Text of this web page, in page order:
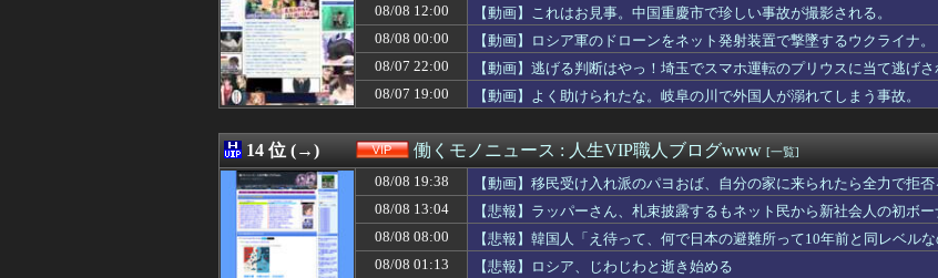
08/08 21:47
はじめましてに近い40代後半男性とランチ。だがランチ奢るって言ってたのになぜか...
08/08 21:46
【画像】開示請求が届いた…
08/08 21:45
1回戦 英明 4-1 関東第一 英明・松原が走者一掃勝ち越しタイムリー2塁打、...
08/08 21:45
【悲報】日本人キッズのストリートファイト、さすがにキツいｗｗｗｗ
08/08 21:45
【悲報】堀大輔さん、実は仮眠を取っていたWWWWWWWWWWWWWWWWWWW...
08/08 21:45
【悲報】堀大輔さん、実は仮眠を取っていたWWWWWWWWWWWWWWWWWWW...
08/08 21:45
左ハンドル車のデメリット、意外と少ない
08/08 21:44
令和「8」年「8」月「8」日の試合で「88」分に背番号「8」サンフレッチェ広島...
08/08 21:44
【重音テト】コナミデフォルメフィギュア「重音テト 通常衣装Ver.」「重音テト...
08/08 21:43
2026年度 暑さのピーク終了
08/08 21:42
ハロワの紹介で就職した工場の休日が嘘ばっかなんだが
08/08 21:40
【画像】最近のJKの体育祭、もはや風俗にしか見えないｗｗｗwｗｗｗｗｗｗｗｗ❤
08/08 21:40
38歳格闘家さん「批判覚悟で言います。10代の彼女と結婚しました」→オバサン達...
08/08 21:40
よだももに連絡して髪型を決めてもらうあやめんとれんたん可愛い！！！【乃木坂46...
08/08 12:00
【動画】これはお見事。中国重慶市で珍しい事故が撮影される。
08/08 00:00
【動画】ロシア軍のドローンをネット発射装置で撃墜するウクライナ。
08/07 22:00
【動画】逃げる判断はやっ！埼玉でスマホ運転のプリウスに当て逃げさ
08/07 19:00
【動画】よく助けられたな。岐阜の川で外国人が溺れてしまう事故。
14 位 (→) 働くモノニュース : 人生VIP職人ブログwww [一覧]
08/08 19:38
【動画】移民受け入れ派のパヨおば、自分の家に来られたら全力で拒
08/08 13:04
【悲報】ラッパーさん、札束披露するもネット民から新社会人の初ボ
08/08 08:00
【悲報】韓国人「え待って、何で日本の避難所って10年前と同レベルな
08/08 01:13
【悲報】ロシア、じわじわと逝き始める